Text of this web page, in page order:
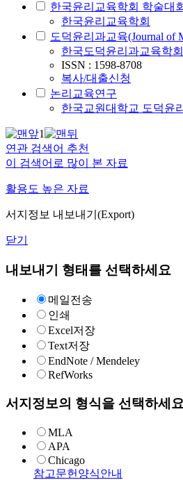
한국윤리교육학회 학술대회
한국윤리교육학회
도덕윤리과교육(Journal of
한국도덕윤리과교육학회
ISSN : 1598-8708
복사/대출신청
논리교육연구
한국교원대학교 도덕윤
1
연관 검색어 추천
이 검색어로 많이 본 자료
활용도 높은 자료
서지정보 내보내기(Export)
닫기
내보내기 형태를 선택하세요
메일전송
인쇄
Excel저장
Text저장
EndNote / Mendeley
RefWorks
서지정보의 형식을 선택하세요
MLA
APA
Chicago
참고문헌양식안내